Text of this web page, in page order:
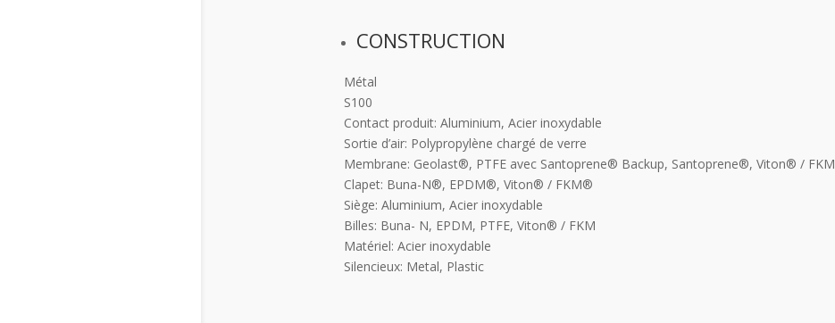
CONSTRUCTION
Métal
S100
Contact produit: Aluminium, Acier inoxydable
Sortie d’air: Polypropylène chargé de verre
Membrane: Geolast®, PTFE avec Santoprene® Backup, Santoprene®, Viton® / FKM
Clapet: Buna-N®, EPDM®, Viton® / FKM®
Siège: Aluminium, Acier inoxydable
Billes: Buna- N, EPDM, PTFE, Viton® / FKM
Matériel: Acier inoxydable
Silencieux: Metal, Plastic